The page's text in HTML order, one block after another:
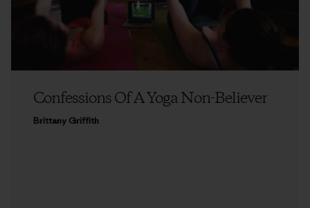
Confessions Of A Yoga Non-Believer
Brittany Griffith